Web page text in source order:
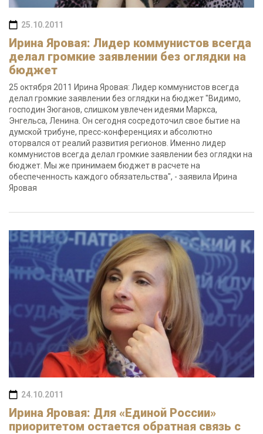
25.10.2011
Ирина Яровая: Лидер коммунистов всегда
делал громкие заявлении без оглядки на
бюджет
25 октября 2011 Ирина Яровая: Лидер коммунистов всегда
делал громкие заявлении без оглядки на бюджет "Видимо,
господин Зюганов, слишком увлечен идеями Маркса,
Энгельса, Ленина. Он сегодня сосредоточил свое бытие на
думской трибуне, пресс-конференциях и абсолютно
оторвался от реалий развития регионов. Именно лидер
коммунистов всегда делал громкие заявлении без оглядки на
бюджет. Мы же принимаем бюджет в расчете на
обеспеченность каждого обязательства", - заявила Ирина
Яровая
24.10.2011
Ирина Яровая: Для «Единой России»
приоритетом остается обратная связь с